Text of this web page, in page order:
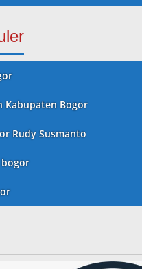
Kabupaten Bogor
Rudy Susmanto